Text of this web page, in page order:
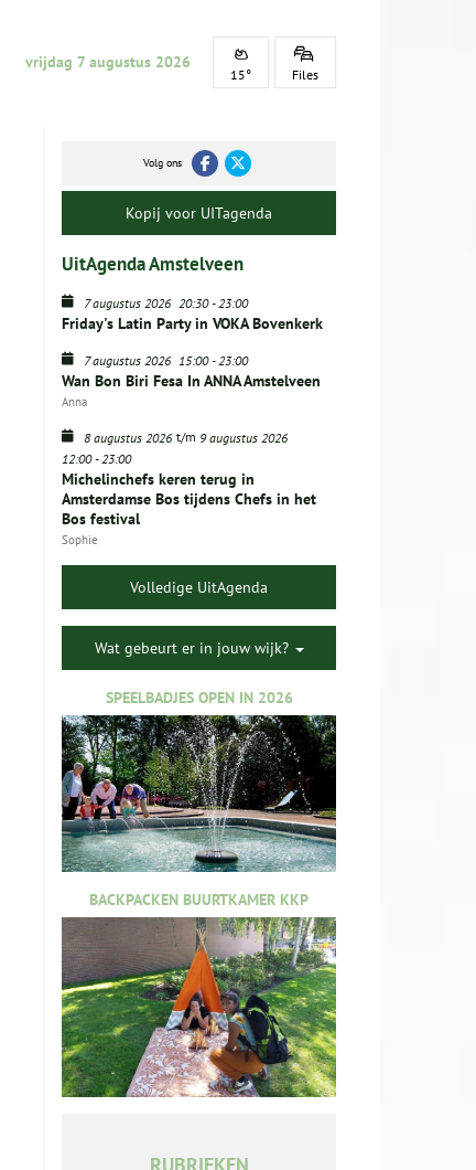
vrijdag 7 augustus 2026
15° Files
Volg ons
Kopij voor UITagenda
UitAgenda Amstelveen
7 augustus 2026 20:30-23:00
Friday's Latin Party in VOKA Bovenkerk
7 augustus 2026 15:00-23:00
Wan Bon Biri Fesa In ANNA Amstelveen
Anna
8 augustus 2026 t/m 9 augustus 2026
12:00-23:00
Michelinchefs keren terug in
Amsterdamse Bos tijdens Chefs in het
Bos festival
Sophie
Volledige UitAgenda
Wat gebeurt er in jouw wijk?
SPEELBADJES OPEN IN 2026
BACKPACKEN BUURTKAMER KKP